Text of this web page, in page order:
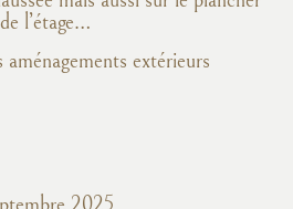
de l’étage…
aménagements extérieurs